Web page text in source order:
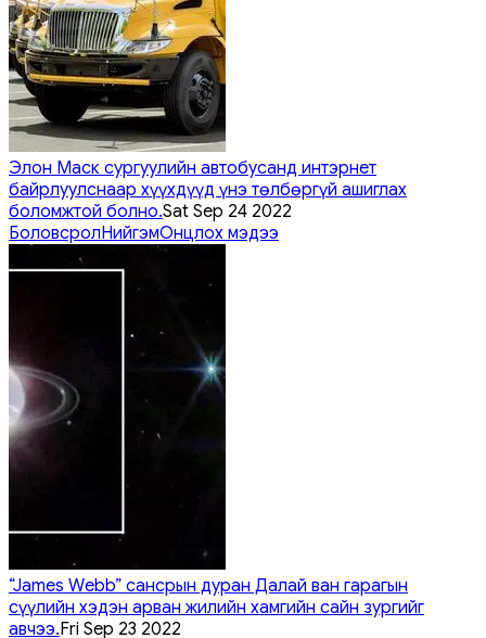
Элон Маск сургуулийн автобусанд интэрнет
байрлуулснаар хүүхдүүд үнэ төлбөргүй ашиглах
боломжтой болно.Sat Sep 24 2022
БоловсролНийгэмОнцлох мэдээ
“James Webb” сансрын дуран Далай ван гарагын
сүүлийн хэдэн арван жилийн хамгийн сайн зургийг
авчээ.Fri Sep 23 2022